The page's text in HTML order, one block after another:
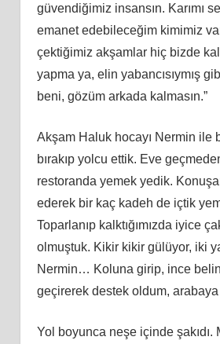
güvendiğimiz insansın. Karımı
emanet edebileceğim kimimiz
çektiğimiz akşamlar hiç bizde
yapma ya, elin yabancısıymış
beni, gözüm arkada kalmasın.”
Akşam Haluk hocayı Nermin ile
bırakıp yolcu ettik. Eve
restoranda yemek yedik.
ederek bir kaç kadeh de içtik
Toparlanıp kalktığımızda iyice
olmuştuk. Kikir kikir gülüyor, iki
Nermin… Koluna girip, ince
geçirerek destek oldum,
Yol boyunca neşe içinde şakıdı.